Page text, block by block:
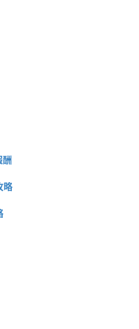
酬
略